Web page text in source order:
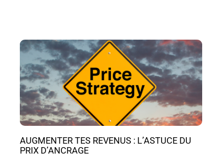
AUGMENTER TES REVENUS : L’ASTUCE DU
PRIX D’ANCRAGE